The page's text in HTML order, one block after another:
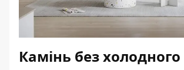
Камінь без